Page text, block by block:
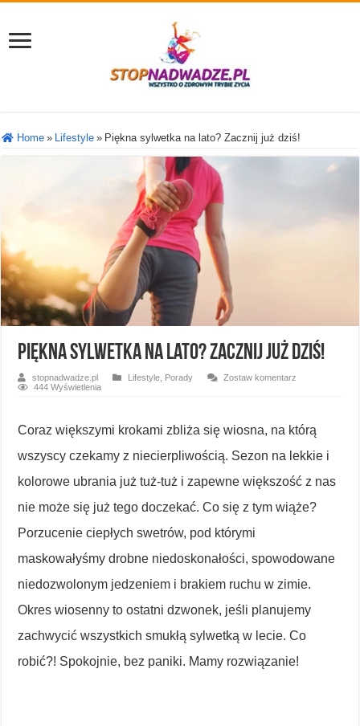
Home » Lifestyle » Piękna sylwetka na lato? Zacznij już dziś!
Piękna sylwetka na lato? Zacznij już dziś!
stopnadwadze.pl Lifestyle Porady
Zostaw komentarz
444 Wyświetlenia
Coraz większymi krokami zbliża się wiosna, na którą
wszyscy czekamy z niecierpliwością. Sezon na lekkie i
kolorowe ubrania już tuż-tuż i zapewne większość z nas
nie może się już tego doczekać. Co się z tym wiąże?
Porzucenie ciepłych swetrów, pod którymi
maskowałyśmy drobne niedoskonałości, spowodowane
niedozwolonym jedzeniem i brakiem ruchu w zimie.
Okres wiosenny to ostatni dzwonek, jeśli planujemy
zachwycić wszystkich smukłą sylwetką w lecie. Co
robić?! Spokojnie, bez paniki. Mamy rozwiązanie!